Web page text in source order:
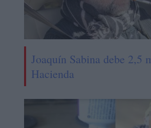
Joaquín Sabina debe 2,5
Hacienda